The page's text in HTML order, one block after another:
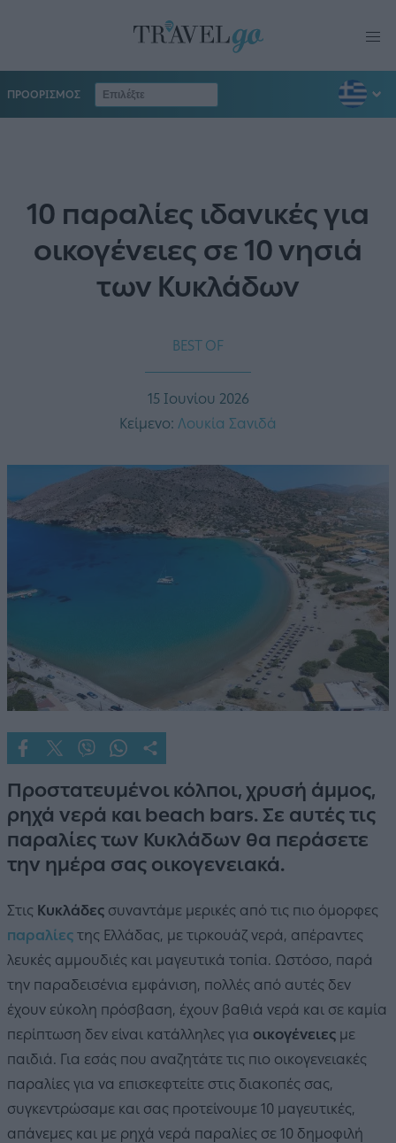
ΠΡΟΟΡΙΣΜΟΣ
10 παραλίες ιδανικές για
οικογένειες σε 10 νησιά
των Κυκλάδων
BEST OF
15 Ιουνίου 2026
Κείμενο: Λουκία Σανιδά
Προστατευμένοι κόλποι, χρυσή άμμος,
ρηχά νερά και beach bars. Σε αυτές τις
παραλίες των Κυκλάδων θα περάσετε
την ημέρα σας οικογενειακά.
Στις Κυκλάδες συναντάμε μερικές από τις πιο όμορφες
παραλίες της Ελλάδας, με τιρκουάζ νερά, απέραντες
λευκές αμμουδιές και μαγευτικά τοπία. Ωστόσο, παρά
την παραδεισένια εμφάνιση, πολλές από αυτές δεν
έχουν εύκολη πρόσβαση, έχουν βαθιά νερά και σε καμία
περίπτωση δεν είναι κατάλληλες για οικογένειες με
παιδιά. Για εσάς που αναζητάτε τις πιο οικογενειακές
παραλίες για να επισκεφτείτε στις διακοπές σας,
συγκεντρώσαμε και σας προτείνουμε 10 μαγευτικές,
απάνεμες και με ρηχά νερά παραλίες σε 10 δημοφιλή